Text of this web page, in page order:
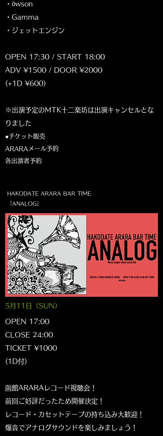
・öwson
・Gamma
・ジェットエンジン
OPEN 17:30 / START 18:00
ADV ¥1500 / DOOR ¥2000
(+1D ¥600)
※出演予定のMTK十二楽坊は出演キャンセルとな
りました
●チケット販売
ARARAメール予約
各出演者予約​
HAKODATE ARARA BAR TIME
「ANALOG」
5月11 日（SUN ）
OPEN 17:00
CLOSE 24:00
TICKET ¥1000
(1D付)
函館ARARAレコード視聴会！
前回ご好評だったため開催決定！
レコード・カセットテープの持ち込み大歓迎！
爆音でアナログサウンドを楽しみましょう！